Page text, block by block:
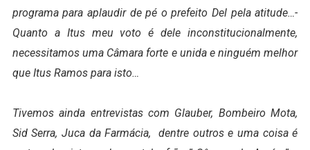
programa para aplaudir de pé o prefeito Del pela atitude…-
Quanto a Itus meu voto é dele inconstitucionalmente,
necessitamos uma Câmara forte e unida e ninguém melhor
que Itus Ramos para isto…
Tivemos ainda entrevistas com Glauber, Bombeiro Mota,
Sid Serra, Juca da Farmácia, dentre outros e uma coisa é